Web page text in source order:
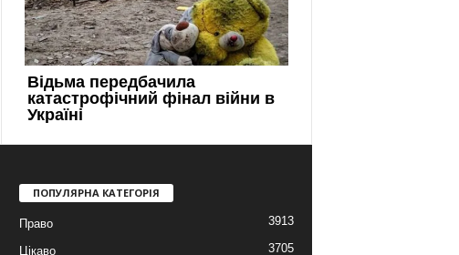
ПОПУЛЯРНА КАТЕГОРІЯ
Право 3913
Цікаво 3705